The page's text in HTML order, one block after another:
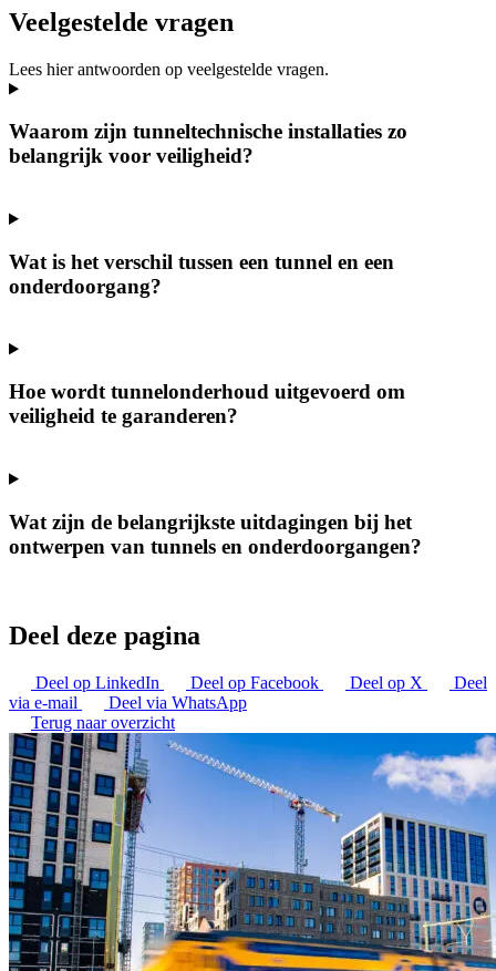
Veelgestelde vragen
Lees hier antwoorden op veelgestelde vragen.
Waarom zijn tunneltechnische installaties zo
belangrijk voor veiligheid?
Wat is het verschil tussen een tunnel en een
onderdoorgang?
Hoe wordt tunnelonderhoud uitgevoerd om
veiligheid te garanderen?
Wat zijn de belangrijkste uitdagingen bij het
ontwerpen van tunnels en onderdoorgangen?
Deel deze pagina
Deel op LinkedIn Deel op Facebook Deel op X
Deel
via e-mail
Deel via WhatsApp
Terug naar overzicht